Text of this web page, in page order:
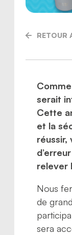
Nous
RETOUR
Comme
serait
Cette
et la
réussir,
relever
Nous
de
sera